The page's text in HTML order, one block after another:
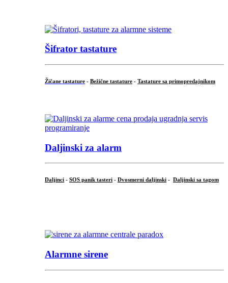
Šifrator tastature
Žičane tastature - Bežične tastature - Tastature sa primopredajnikom
Daljinski za alarm
Daljinci - SOS panik tasteri - Dvosmerni daljinski - Daljinski sa tagom
Alarmne sirene